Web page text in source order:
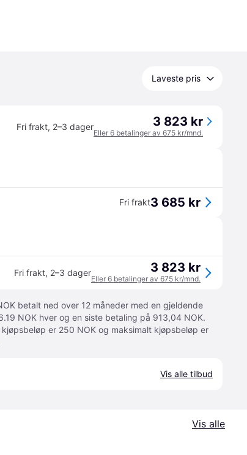
Laveste pris
Fri frakt, 2–3 dager 3 823 kr
Eller 6 betalinger av 675 kr/mnd.
Fri frakt3 685 kr
Fri frakt, 2–3 dager 3 823 kr
Eller 6 betalinger av 675 kr/mnd.
betalt ned over 12 måneder med en gjeldende
NOK hver og en siste betaling på 913,04 NOK.
er 250 NOK og maksimalt kjøpsbeløp er
Vis alle tilbud
Vis alle